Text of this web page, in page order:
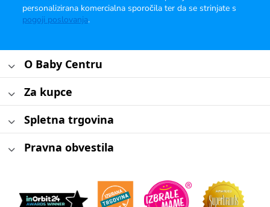
personalizirana komercialna sporočila ter da se strinjate s
pogoji poslovanja.
O Baby Centru
Za kupce
Spletna trgovina
Pravna obvestila